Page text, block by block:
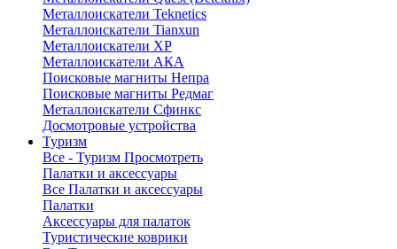
Металлоискатели Teknetics
Металлоискатели Tianxun
Металлоискатели XP
Металлоискатели АКА
Поисковые магниты Непра
Поисковые магниты Редмаг
Металлоискатели Сфинкс
Досмотровые устройства
Туризм
Все - Туризм Просмотреть
Палатки и аксессуары
Все Палатки и аксессуары
Палатки
Аксессуары для палаток
Туристические коврики